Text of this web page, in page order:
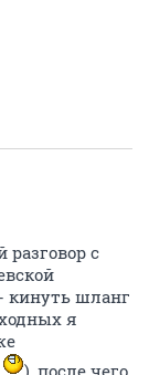
с
кинуть шланг
я
), после чего